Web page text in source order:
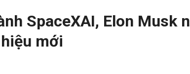
SpaceXAI, Elon Musk
mới